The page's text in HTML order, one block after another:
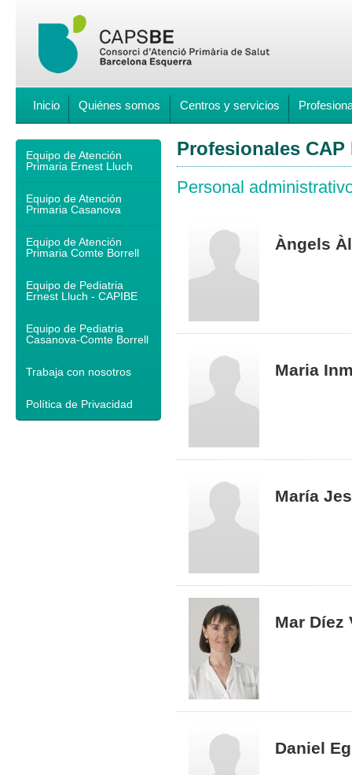
Inicio Quiénes somos Centros y servicios
Equipo de Atención
Primaria Ernest Lluch
Equipo de Atención
Primaria Casanova
Equipo de Atención
Primaria Comte Borrell
Equipo de Pediatria
Ernest Lluch - CAPIBE
Equipo de Pediatria
Casanova-Comte Borrell
Trabaja con nosotros
Política de Privacidad
Profesionales
Personal
Àngels
Maria
María
Mar Díez
Daniel